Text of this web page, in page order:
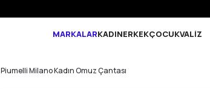
MARKALARKADINERKEKÇOCUKVALİZ
Piumelli Milano Kadın Omuz Çantası